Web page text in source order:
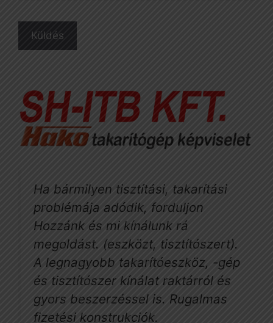
Ha bármilyen tisztítási, takarítási
problémája adódik, forduljon
Hozzánk és mi kínálunk rá
megoldást. (eszközt, tisztítószert).
A legnagyobb takarítóeszköz, -gép
és tisztítószer kínálat raktárról és
gyors beszerzéssel is. Rugalmas
fizetési konstrukciók.